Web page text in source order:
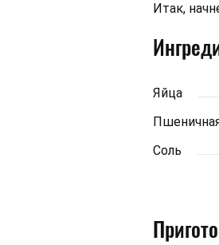
Итак,
Яйца
Соль